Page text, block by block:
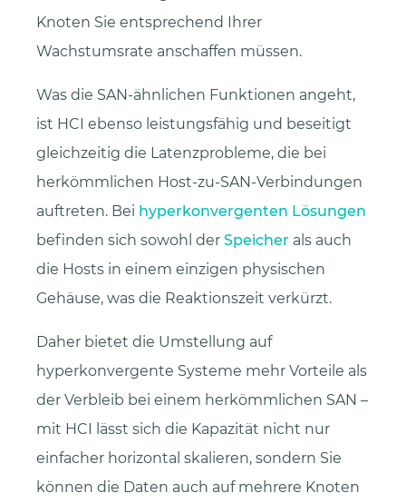
Knoten Sie entsprechend Ihrer
Wachstumsrate anschaffen müssen.
Was die SAN-ähnlichen Funktionen angeht,
ist HCI ebenso leistungsfähig und beseitigt
gleichzeitig die Latenzprobleme, die bei
herkömmlichen Host-zu-SAN-Verbindungen
auftreten. Bei hyperkonvergenten Lösungen
befinden sich sowohl der Speicher als auch
die Hosts in einem einzigen physischen
Gehäuse, was die Reaktionszeit verkürzt.
Daher bietet die Umstellung auf
hyperkonvergente Systeme mehr Vorteile als
der Verbleib bei einem herkömmlichen SAN –
mit HCI lässt sich die Kapazität nicht nur
einfacher horizontal skalieren, sondern Sie
können die Daten auch auf mehrere Knoten